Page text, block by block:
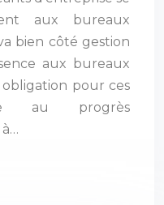
aux bureaux
bien côté gestion
aux bureaux
obligation pour ces
au progrès